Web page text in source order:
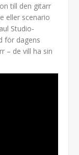
till den gitarr
eller scenario
Studio-
för dagens
– de vill ha sin